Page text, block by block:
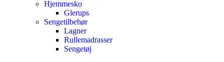
Hjemmesko
Glerups
Sengetilbehør
Lagner
Rullemadrasser
Sengetøj